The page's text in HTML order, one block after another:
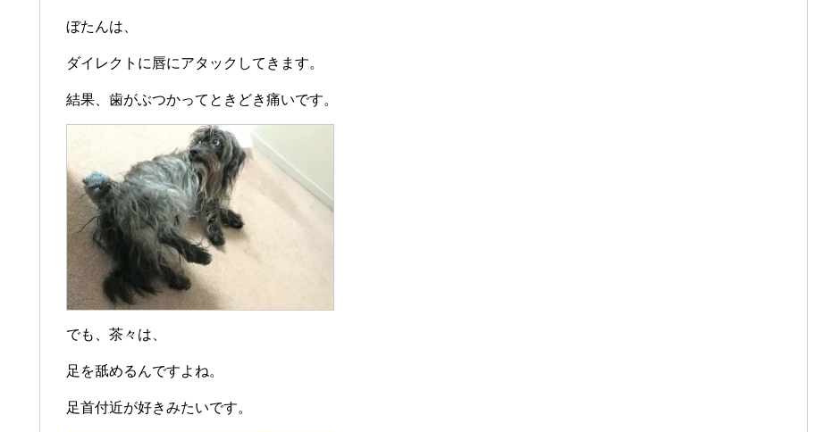
ぼたんは、
ダイレクトに唇にアタックしてきます。
結果、歯がぶつかってときどき痛いです。
でも、茶々は、
足を舐めるんですよね。
足首付近が好きみたいです。